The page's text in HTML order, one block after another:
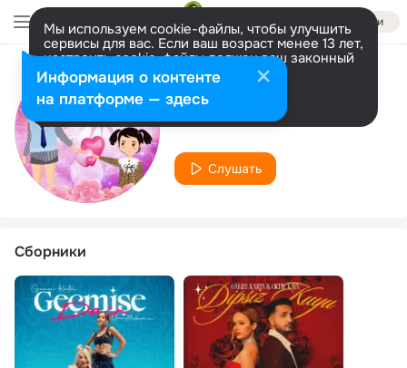
Войти
Мы используем cookie-файлы, чтобы улучшить
сервисы для вас. Если ваш возраст менее 13 лет,
настроить cookie-файлы должен ваш законный
представитель. Больше информации
Разрешить все Настроить
Исполнитель
Gamze Karta
Слушать
Сборники
Информация о контенте
на платформе — здесь